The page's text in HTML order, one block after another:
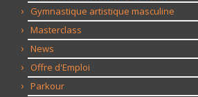
Gymnastique artistique masculine
Masterclass
News
Offre d'Emploi
Parkour